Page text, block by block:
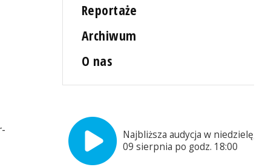
Reportaże
Archiwum
O nas
Najbliższa audycja w niedzielę,
09 sierpnia po godz. 18:00